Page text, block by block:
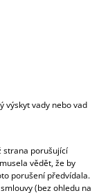
výskyt vady nebo vad
strana porušující
vědět, že by
porušení předvídala.
(bez ohledu na